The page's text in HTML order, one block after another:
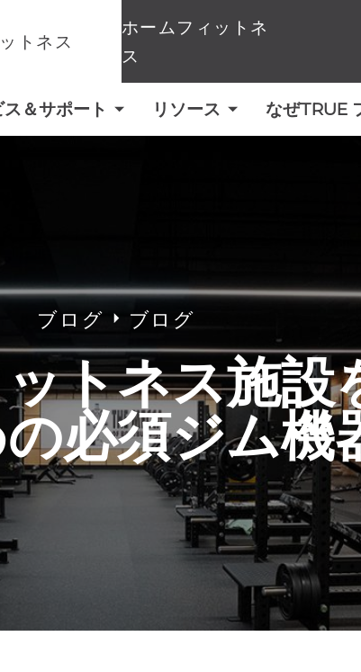
トネス
ホームフィットネ
ス
＆サポート リソース なぜTRUE
ブログ ブログ
トネス施設
必須ジム機